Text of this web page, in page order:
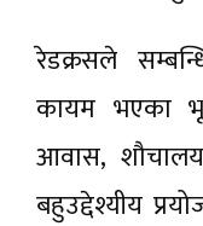
रेडक्रसले
कायम भएका
आवास,
बहुउद्देश्यीय